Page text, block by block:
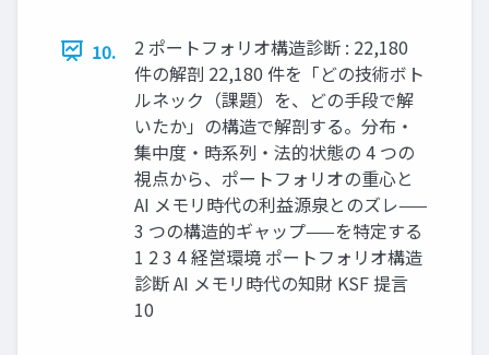
10.
2 ポートフォリオ構造診断 : 22,180
件の解剖 22,180 件を「どの技術ボト
ルネック（課題）を、どの手段で解
いたか」の構造で解剖する。分布・
集中度・時系列・法的状態の 4 つの
視点から、ポートフォリオの重心と
AI メモリ時代の利益源泉とのズレ——
3 つの構造的ギャップ——を特定する
1 2 3 4 経営環境 ポートフォリオ構造
診断 AI メモリ時代の知財 KSF 提言
10